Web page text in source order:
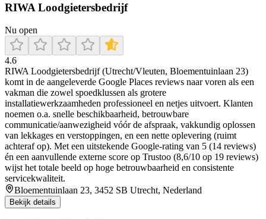
RIWA Loodgietersbedrijf
Nu open
4.6
RIWA Loodgietersbedrijf (Utrecht/Vleuten, Bloementuinlaan 23)
komt in de aangeleverde Google Places reviews naar voren als een
vakman die zowel spoedklussen als grotere
installatiewerkzaamheden professioneel en netjes uitvoert. Klanten
noemen o.a. snelle beschikbaarheid, betrouwbare
communicatie/aanwezigheid vóór de afspraak, vakkundig oplossen
van lekkages en verstoppingen, en een nette oplevering (ruimt
achteraf op). Met een uitstekende Google-rating van 5 (14 reviews)
én een aanvullende externe score op Trustoo (8,6/10 op 19 reviews)
wijst het totale beeld op hoge betrouwbaarheid en consistente
servicekwaliteit.
Bloementuinlaan 23, 3452 SB Utrecht, Nederland
Bekijk details